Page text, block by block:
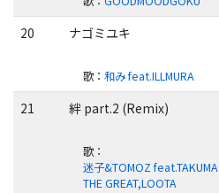
20
ナゴミユキ
歌： 和み feat.ILLMURA
21
絆 part.2 (Remix)
歌：
迷子&TOMOZ feat.TAKUMA
THE GREAT,LOOTA